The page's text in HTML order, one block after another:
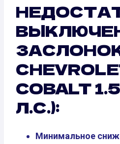
COBALT
Л.С.):
Минимальное